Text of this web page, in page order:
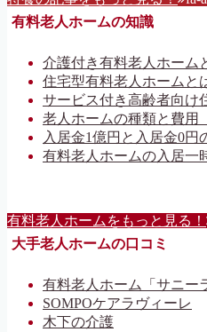
有料老人ホームの知識
介護付き有料老人ホーム
住宅型有料老人ホームと
サービス付き高齢者向け
老人ホームの種類と費
入居金1億円と入居金0円
有料老人ホームの入居
有料老人ホームをもっと見る！
大手老人ホームの口コミ
有料老人ホーム「サニー
SOMPOケアラヴィーレ
木下の介護